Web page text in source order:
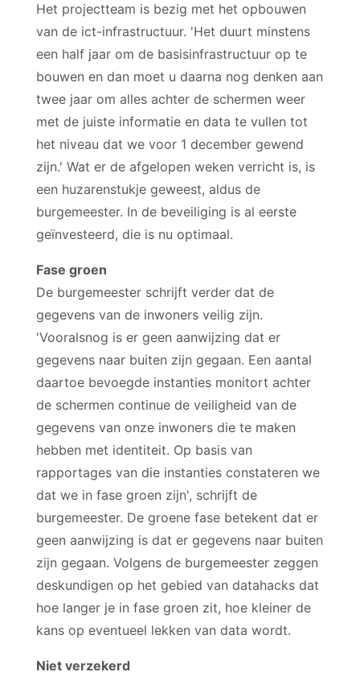
Het projectteam is bezig met het opbouwen
van de ict-infrastructuur. 'Het duurt minstens
een half jaar om de basisinfrastructuur op te
bouwen en dan moet u daarna nog denken aan
twee jaar om alles achter de schermen weer
met de juiste informatie en data te vullen tot
het niveau dat we voor 1 december gewend
zijn.' Wat er de afgelopen weken verricht is, is
een huzarenstukje geweest, aldus de
burgemeester. In de beveiliging is al eerste
geïnvesteerd, die is nu optimaal.
Fase groen
De burgemeester schrijft verder dat de
gegevens van de inwoners veilig zijn.
'Vooralsnog is er geen aanwijzing dat er
gegevens naar buiten zijn gegaan. Een aantal
daartoe bevoegde instanties monitort achter
de schermen continue de veiligheid van de
gegevens van onze inwoners die te maken
hebben met identiteit. Op basis van
rapportages van die instanties constateren we
dat we in fase groen zijn', schrijft de
burgemeester. De groene fase betekent dat er
geen aanwijzing is dat er gegevens naar buiten
zijn gegaan. Volgens de burgemeester zeggen
deskundigen op het gebied van datahacks dat
hoe langer je in fase groen zit, hoe kleiner de
kans op eventueel lekken van data wordt.
Niet verzekerd